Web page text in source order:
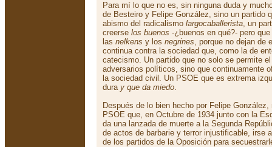
Para mí lo que no es, sin ninguna duda y
de Besteiro y Felipe González, sino un partido
abismo del radicalismo largocaballerista, un
creerse los buenos -¿buenos en qué?- pero
las nelkens y los negrines, porque no dejan de
continua contra la sociedad que, como la de
catecismo. Un partido que no solo se permite
adversarios políticos, sino que continuamente
la sociedad civil. Un PSOE que es extrema
dura y que da miedo.
Después de lo bien hecho por Felipe
PSOE que, en Octubre de 1934 junto con la
da una lanzada de muerte a la Segunda
de actos de barbarie y terror injustificable, irse
de los partidos de la Oposición para